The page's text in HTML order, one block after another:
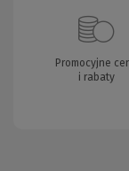
Promocyjne
i rabaty